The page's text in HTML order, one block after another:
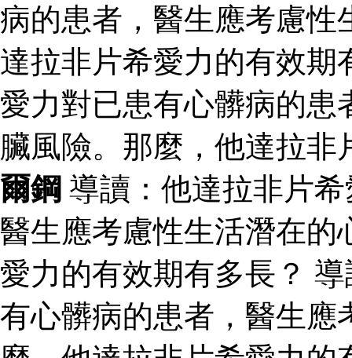
病的患者，醫生應考慮性
達拉非片希愛力的有效期
愛力對已患有心髒病的患
臟風險。那麼，他達拉
爾鋼 導讀：他達拉非片
醫生應考慮性生活潛在的
愛力的有效期有多長？
有心髒病的患者，醫生應